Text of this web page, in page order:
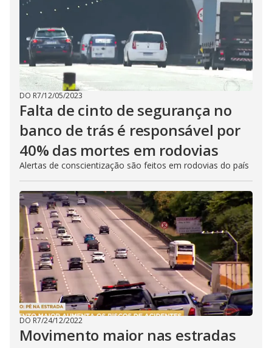
DO R7/12/05/2023
Falta de cinto de segurança no
banco de trás é responsável por
40% das mortes em rodovias
Alertas de conscientização são feitos em rodovias do país
DO R7/24/12/2022
Movimento maior nas estradas